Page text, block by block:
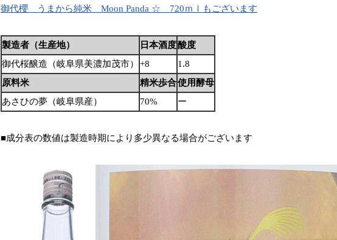
御代櫻 うまから純米 Moon Panda ☆ 720ｍｌもございます
製造者（生産地） 日本酒度酸度
御代桜醸造（岐阜県美濃加茂市）
+8
1.8
原料米
精米歩合使用酵母
あさひの夢（岐阜県産）
70% ー
■成分表の数値は製造時期により多少異なる場合がございます